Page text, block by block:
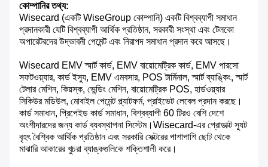
কোম্পানির তথ্য:
Wisecard (একটি WiseGroup কোম্পানি) একটি বিশ্বব্যাপী সমাধান
প্রদানকারী যেটি বিশ্বব্যাপী আর্থিক প্রতিষ্ঠান, সরকারী সংস্থা এবং টেলকো
অপারেটরদের উদ্ভাবনী পেমেন্ট এবং নিরাপদ সমাধান প্রদান করে আসছে।
Wisecard EMV স্মার্ট কার্ড, EMV বায়োমেট্রিক কার্ড, EMV পারসো
সফটওয়্যার, কার্ড ইস্যু, EMV এমবসার, POS টার্মিনাল, স্মার্ট ব্যাঙ্কিং, স্মার্ট
টেলার মেশিন, কিয়স্ক, ভেন্ডিং মেশিন, বায়োমেট্রিক POS, হার্ডওয়্যার
সিকিউর মডিউল, মোবাইল পেমেন্ট প্ল্যাটফর্ম, প্রাইভেট লেবেল প্রদান করছে।
কার্ড সমাধান, প্রিপেইড কার্ড সমাধান, বিশ্বব্যাপী 60 টিরও বেশি দেশে
অংশীদারদের জন্য কার্ড ব্যবস্থাপনা সিস্টেম।Wisecard-এর প্রোডাক্ট স্যুট
বৃহৎ বৈশ্বিক আর্থিক প্রতিষ্ঠান এবং সরকারি সেক্টরের পাশাপাশি ছোট থেকে
মাঝারি আকারের খুচরা ব্যাঙ্কগুলিকে শক্তিশালী করে।